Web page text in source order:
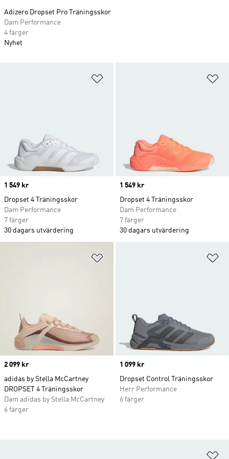
Price
1 549 kr
Dropset 4 Träningsskor
Dam Performance
7 färger
30 dagars utvärdering
Price
1 549 kr
Dropset 4 Träningsskor
Dam Performance
7 färger
30 dagars utvärdering
Price
2 099 kr
adidas by Stella McCartney
DROPSET 4 Träningsskor
Dam adidas by Stella McCartney
6 färger
Price
1 099 kr
Dropset Control Träningsskor
Herr Performance
6 färger
Adizero Dropset Pro Träningsskor
Dam Performance
4 färger
Nyhet